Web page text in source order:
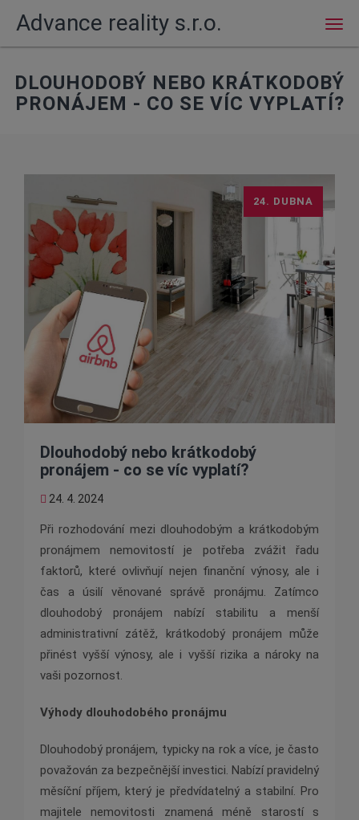
Advance reality s.r.o.
DLOUHODOBÝ NEBO KRÁTKODOBÝ
PRONÁJEM - CO SE VÍC VYPLATÍ?
Dlouhodobý nebo krátkodobý
pronájem - co se víc vyplatí?
24. 4. 2024
24. DUBNA
Při rozhodování mezi dlouhodobým a krátkodobým
pronájmem nemovitostí je potřeba zvážit řadu
faktorů, které ovlivňují nejen finanční výnosy, ale i
čas a úsilí věnované správě pronájmu. Zatímco
dlouhodobý pronájem nabízí stabilitu a menší
administrativní zátěž, krátkodobý pronájem může
přinést vyšší výnosy, ale i vyšší rizika a nároky na
vaši pozornost.
Výhody dlouhodobého pronájmu
Dlouhodobý pronájem, typicky na rok a více, je často
považován za bezpečnější investici. Nabízí pravidelný
měsíční příjem, který je předvídatelný a stabilní. Pro
majitele nemovitosti znamená méně starostí s